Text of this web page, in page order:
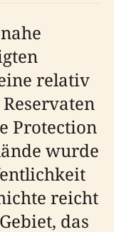
relativ
Protection
wurde
reicht
das